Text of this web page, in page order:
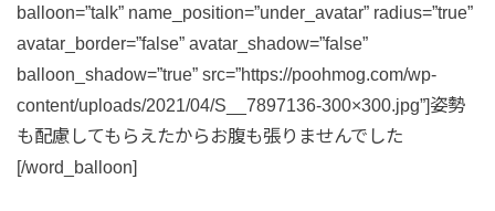
balloon=”talk” name_position=”under_avatar” radius=”true”
avatar_border=”false” avatar_shadow=”false”
balloon_shadow=”true” src=”https://poohmog.com/wp-
content/uploads/2021/04/S__7897136-300×300.jpg”]姿勢
も配慮してもらえたからお腹も張りませんでした
[/word_balloon]